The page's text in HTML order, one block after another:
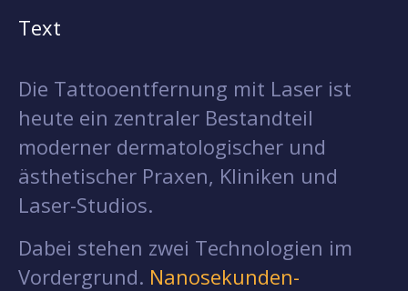
Text
Die Tattooentfernung mit Laser ist
heute ein zentraler Bestandteil
moderner dermatologischer und
ästhetischer Praxen, Kliniken und
Laser-Studios.
Dabei stehen zwei Technologien im
Vordergrund. Nanosekunden-